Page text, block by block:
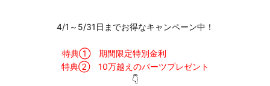
4/1～5/31日までお得なキャンペーン中！
特典① 期間限定特別金利
特典② 10万越えのパーツプレゼント
👇